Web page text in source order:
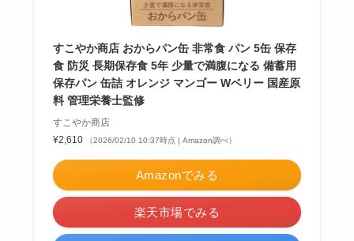
すこやか商店 おからパン缶 非常食 パン 5缶 保存
食 防災 長期保存食 5年 少量で満腹になる 備蓄用
保存パン 缶詰 オレンジ マンゴー Wベリー 国産原
料 管理栄養士監修
すこやか商店
¥2,610
（2026/02/10 10:37時点 | Amazon調べ）
Amazonでみる
楽天市場でみる